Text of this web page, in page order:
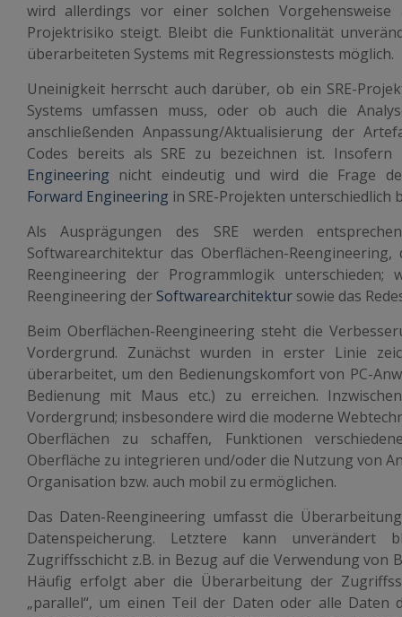
wird allerdings vor einer solchen Vorgehensweise
Projektrisiko steigt. Bleibt die Funktionalität
überarbeiteten Systems mit Regressionstests möglich.
Uneinigkeit herrscht auch darüber, ob ein SRE-
Systems umfassen muss, oder ob auch die
anschließenden Anpassung/Aktualisierung der
Codes bereits als SRE zu bezeichnen ist.
Engineering nicht eindeutig und wird die Frage
Forward Engineering in SRE-Projekten unterschiedlich
Als Ausprägungen des SRE werden
Softwarearchitekturdas Oberflächen-Reengineering,
Reengineering der Programmlogik unterschieden;
Reengineering der Softwarearchitektur sowie das
Beim Oberflächen-Reengineering steht die
Vordergrund. Zunächst wurden in erster Linie
überarbeitet, um den Bedienungskomfort von PC-
Be­dienung mit Maus etc.) zu erreichen.
Vordergrund; insbesondere wird die moderne
Oberflächen zu schaffen, Funktionen
Oberfläche zu integrieren und/oder die Nutzung von
Organisation bzw. auch mobil zu ermöglichen.
Das Daten-Reengineering umfasst die
Datenspeicherung. Letztere kann
Zugriffsschicht z.B. in Bezug auf die Verwendung von
Häufig erfolgt aber die Überarbeitung der
„parallel“, um einen Teil der Daten oder alle Daten